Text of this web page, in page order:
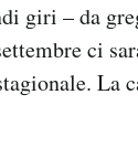
giri – da
ci
La